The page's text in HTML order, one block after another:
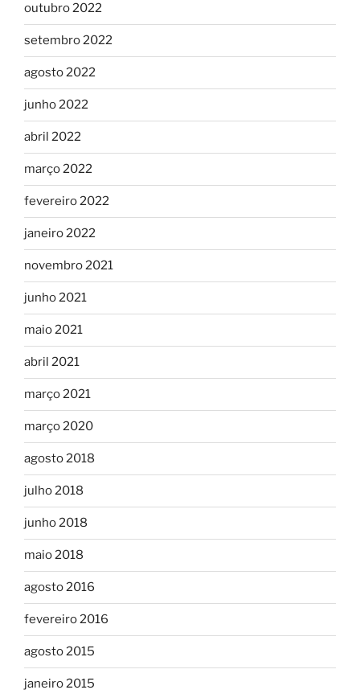
outubro 2022
setembro 2022
agosto 2022
junho 2022
abril 2022
março 2022
fevereiro 2022
janeiro 2022
novembro 2021
junho 2021
maio 2021
abril 2021
março 2021
março 2020
agosto 2018
julho 2018
junho 2018
maio 2018
agosto 2016
fevereiro 2016
agosto 2015
janeiro 2015